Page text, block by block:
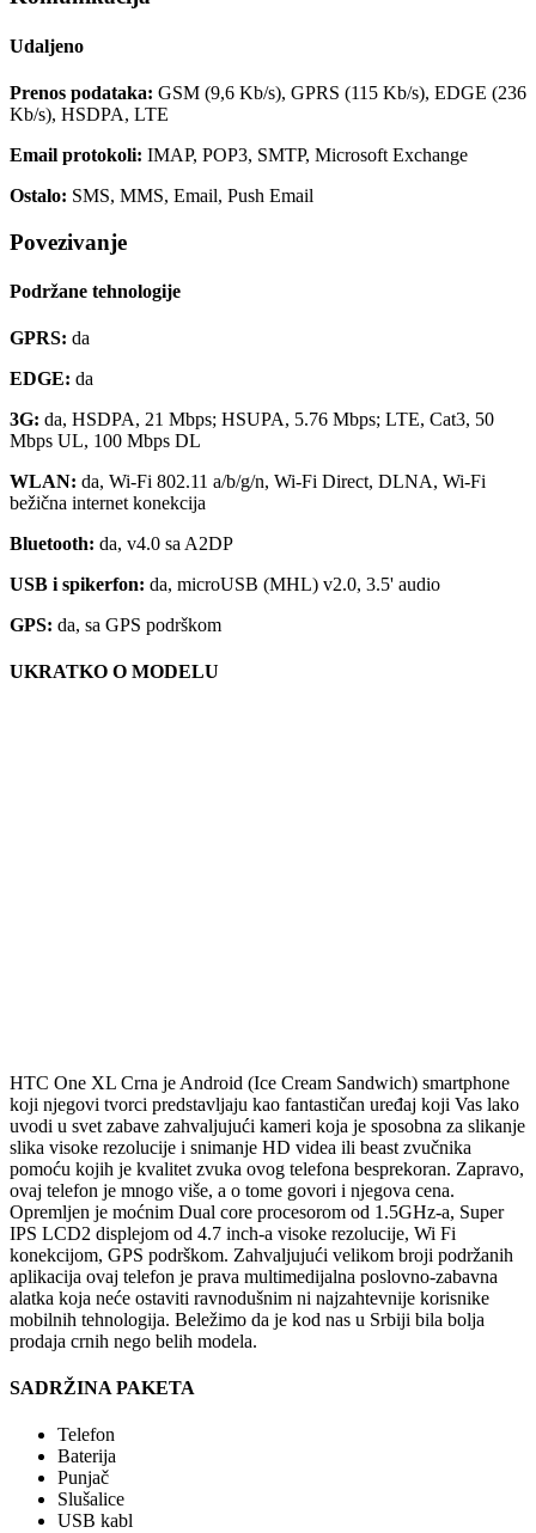
Udaljeno
Prenos podataka: GSM (9,6 Kb/s), GPRS (115 Kb/s), EDGE (236
Kb/s), HSDPA, LTE
Email protokoli: IMAP, POP3, SMTP, Microsoft Exchange
Ostalo: SMS, MMS, Email, Push Email
Povezivanje
Podržane tehnologije
GPRS: da
EDGE: da
3G: da, HSDPA, 21 Mbps; HSUPA, 5.76 Mbps; LTE, Cat3, 50
Mbps UL, 100 Mbps DL
WLAN: da, Wi-Fi 802.11 a/b/g/n, Wi-Fi Direct, DLNA, Wi-Fi
bežična internet konekcija
Bluetooth: da, v4.0 sa A2DP
USB i spikerfon: da, microUSB (MHL) v2.0, 3.5' audio
GPS: da, sa GPS podrškom
UKRATKO O MODELU
HTC One XL Crna je Android (Ice Cream Sandwich) smartphone
koji njegovi tvorci predstavljaju kao fantastičan uređaj koji Vas lako
uvodi u svet zabave zahvaljujući kameri koja je sposobna za slikanje
slika visoke rezolucije i snimanje HD videa ili beast zvučnika
pomoću kojih je kvalitet zvuka ovog telefona besprekoran. Zapravo,
ovaj telefon je mnogo više, a o tome govori i njegova cena.
Opremljen je moćnim Dual core procesorom od 1.5GHz-a, Super
IPS LCD2 displejom od 4.7 inch-a visoke rezolucije, Wi Fi
konekcijom, GPS podrškom. Zahvaljujući velikom broji podržanih
aplikacija ovaj telefon je prava multimedijalna poslovno-zabavna
alatka koja neće ostaviti ravnodušnim ni najzahtevnije korisnike
mobilnih tehnologija. Beležimo da je kod nas u Srbiji bila bolja
prodaja crnih nego belih modela.
SADRŽINA PAKETA
Telefon
Baterija
Punjač
Slušalice
USB kabl